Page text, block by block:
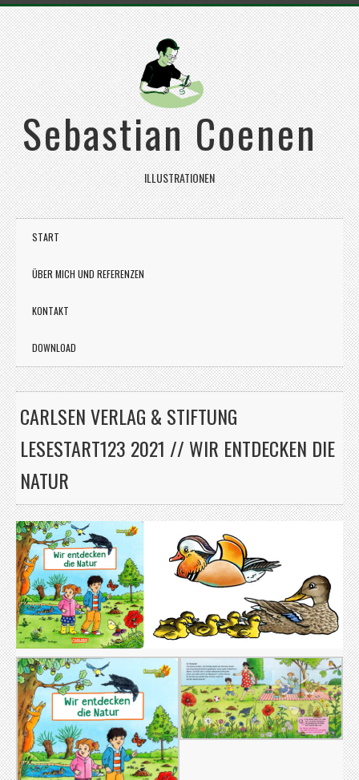
Sebastian Coenen
ILLUSTRATIONEN
START
ÜBER MICH UND REFERENZEN
KONTAKT
DOWNLOAD
CARLSEN VERLAG & STIFTUNG
LESESTART123 2021 // WIR ENTDECKEN DIE
NATUR